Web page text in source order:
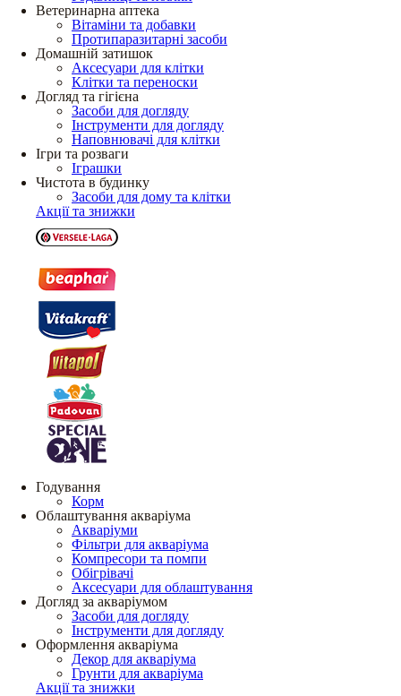
Ветеринарна аптека
Вітаміни та добавки
Протипаразитарні засоби
Домашній затишок
Аксесуари для клітки
Клітки та переноски
Догляд та гігієна
Засоби для догляду
Інструменти для догляду
Наповнювачі для клітки
Ігри та розваги
Іграшки
Чистота в будинку
Засоби для дому та клітки
Акції та знижки
Годування
Корм
Облаштування акваріума
Акваріуми
Фільтри для акваріума
Компресори та помпи
Обігрівачі
Аксесуари для облаштування
Догляд за акваріумом
Засоби для догляду
Інструменти для догляду
Оформлення акваріума
Декор для акваріума
Грунти для акваріума
Акції та знижки